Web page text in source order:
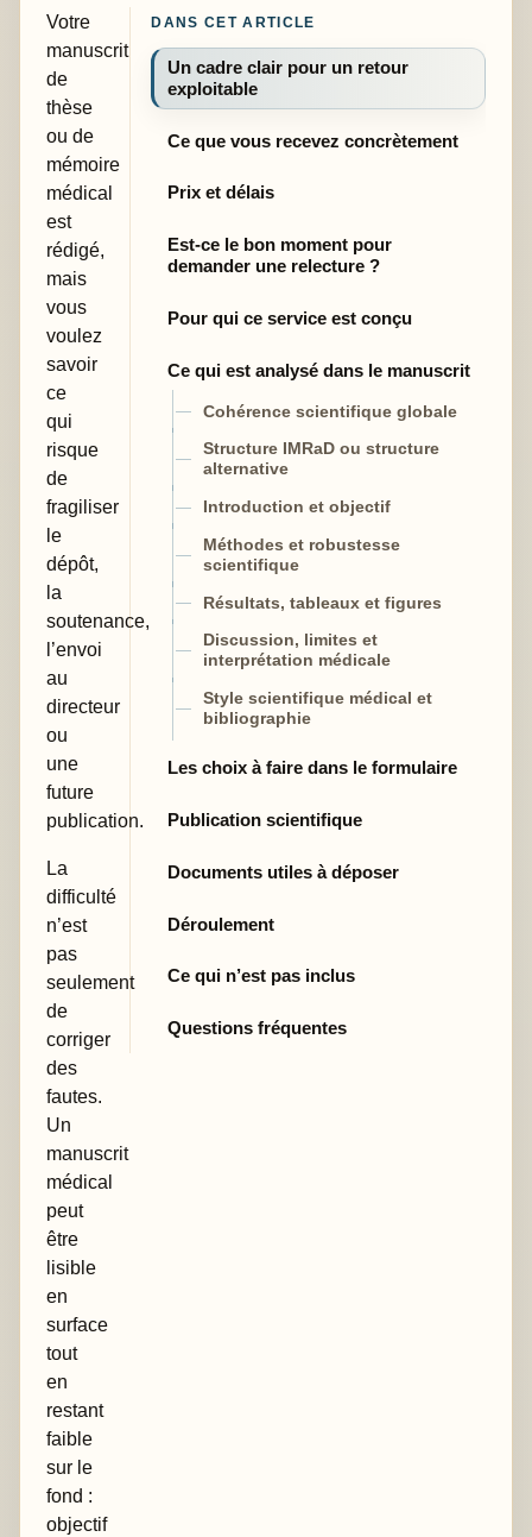
Votre
manuscrit
de
thèse
ou de
mémoire
médical
est
rédigé,
mais
vous
voulez
savoir
ce
qui
risque
de
fragiliser
le
dépôt,
la
soutenance,
l’envoi
au
directeur
ou
une
future
publication.
La
difficulté
n’est
pas
seulement
de
corriger
des
fautes.
Un
manuscrit
médical
peut
être
lisible
en
surface
tout
en
restant
faible
sur le
fond :
objectif
DANS CET ARTICLE
Un cadre clair pour un retour
exploitable
Ce que vous recevez concrètement
Prix et délais
Est-ce le bon moment pour
demander une relecture ?
Pour qui ce service est conçu
Ce qui est analysé dans le manuscrit
Cohérence scientifique globale
Structure IMRaD ou structure
alternative
Introduction et objectif
Méthodes et robustesse
scientifique
Résultats, tableaux et figures
Discussion, limites et
interprétation médicale
Style scientifique médical et
bibliographie
Les choix à faire dans le formulaire
Publication scientifique
Documents utiles à déposer
Déroulement
Ce qui n’est pas inclus
Questions fréquentes